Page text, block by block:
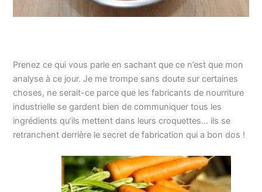
Prenez ce qui vous parle en sachant que ce n’est que mon
analyse à ce jour. Je me trompe sans doute sur certaines
choses, ne serait-ce parce que les fabricants de nourriture
industrielle se gardent bien de communiquer tous les
ingrédients qu’ils mettent dans leurs croquettes… ils se
retranchent derrière le secret de fabrication qui a bon dos !